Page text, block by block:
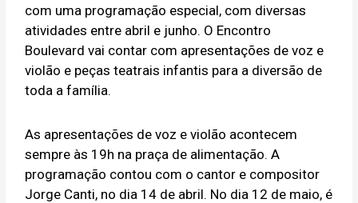
com uma programação especial, com diversas
atividades entre abril e junho. O Encontro
Boulevard vai contar com apresentações de voz e
violão e peças teatrais infantis para a diversão de
toda a família.
As apresentações de voz e violão acontecem
sempre às 19h na praça de alimentação. A
programação contou com o cantor e compositor
Jorge Canti, no dia 14 de abril. No dia 12 de maio, é